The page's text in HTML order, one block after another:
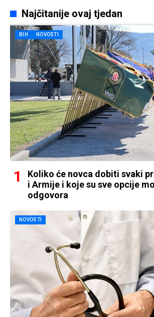
Najčitanije ovaj tjedan
BIH NOVOSTI
Koliko će novca dobiti svaki
i Armije i koje su sve opcije
odgovora
NOVOSTI